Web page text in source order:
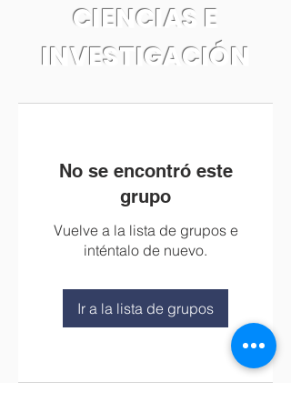
CIENCIAS E
INVESTIGACIÓN
No se encontró este
grupo
Vuelve a la lista de grupos e
inténtalo de nuevo.
Ir a la lista de grupos